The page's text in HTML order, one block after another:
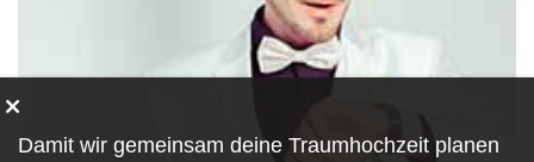
Damit wir gemeinsam deine Traumhochzeit planen